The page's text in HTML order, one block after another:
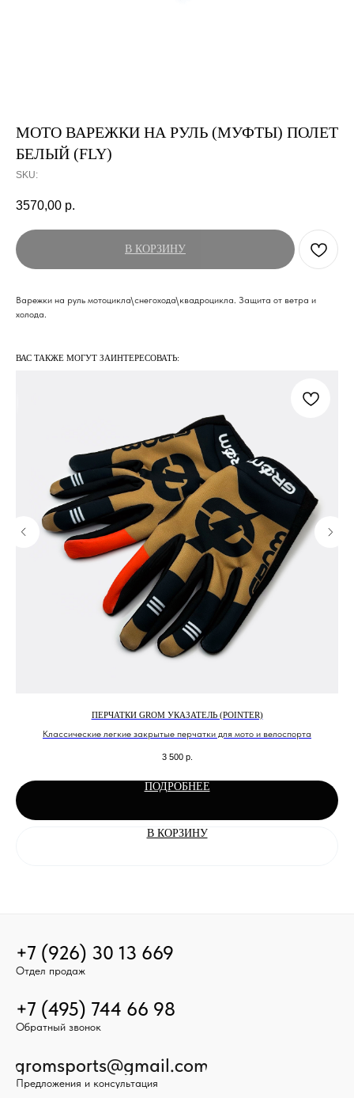
МОТО ВАРЕЖКИ НА РУЛЬ (МУФТЫ) ПОЛЕТ
БЕЛЫЙ (FLY)
SKU:
3570,00 р.
В КОРЗИНУ
Варежки на руль мотоцикла\снегохода\квадроцикла. Защита от ветра и
холода.
ВАС ТАКЖЕ МОГУТ ЗАИНТЕРЕСОВАТЬ:
ПЕРЧАТКИ GROM УКАЗАТЕЛЬ (POINTER)
Классические легкие закрытые перчатки для мото и велоспорта
3 500 р.
ПОДРОБНЕЕ
В КОРЗИНУ
+7 (495) 744 66 98
gromsports@gmail.com
Предложения и консультация
+7 (926) 30 13 669
Отдел продаж
Обратный звонок